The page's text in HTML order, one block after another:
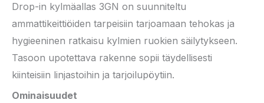
Drop-in kylmäallas 3GN on suunniteltu
ammattikeittiöiden tarpeisiin tarjoamaan tehokas ja
hygieeninen ratkaisu kylmien ruokien säilytykseen.
Tasoon upotettava rakenne sopii täydellisesti
kiinteisiin linjastoihin ja tarjoilupöytiin.
Ominaisuudet